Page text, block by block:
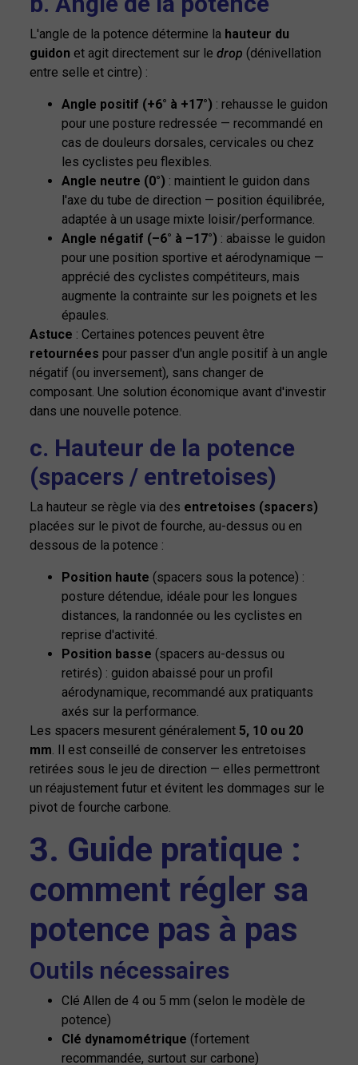
L'angle de la potence détermine la hauteur du
guidon et agit directement sur ledrop (dénivellation
entre selle et cintre) :
Angle positif (+6° à +17°) : rehausse le guidon
pour une posture redressée — recommandé en
cas de douleurs dorsales, cervicales ou chez
les cyclistes peu flexibles.
Angle neutre (0°) : maintient le guidon dans
l'axe du tube de direction — position équilibrée,
adaptée à un usage mixte loisir/performance.
Angle négatif (–6° à –17°) : abaisse le guidon
pour une position sportive et aérodynamique —
apprécié des cyclistes compétiteurs, mais
augmente la contrainte sur les poignets et les
épaules.
Astuce : Certaines potences peuvent être
retournées pour passer d'un angle positif à un angle
négatif (ou inversement), sans changer de
composant. Une solution économique avant d'investir
dans une nouvelle potence.
c. Hauteur de la potence
(spacers / entretoises)
La hauteur se règle via des entretoises (spacers)
placées sur le pivot de fourche, au-dessus ou en
dessous de la potence :
Position haute (spacers sous la potence) :
posture détendue, idéale pour les longues
distances, la randonnée ou les cyclistes en
reprise d'activité.
Position basse (spacers au-dessus ou
retirés) : guidon abaissé pour un profil
aérodynamique, recommandé aux pratiquants
axés sur la performance.
Les spacers mesurent généralement5, 10 ou 20
mm. Il est conseillé de conserver les entretoises
retirées sous le jeu de direction — elles permettront
un réajustement futur et évitent les dommages sur le
pivot de fourche carbone.
3. Guide pratique :
comment régler sa
potence pas à pas
Outils nécessaires
Clé Allen de 4 ou 5 mm (selon le modèle de
potence)
Clé dynamométrique (fortement
recommandée, surtout sur carbone)